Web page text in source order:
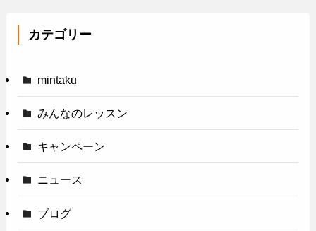
カテゴリー
mintaku
みんなのレッスン
キャンペーン
ニュース
ブログ